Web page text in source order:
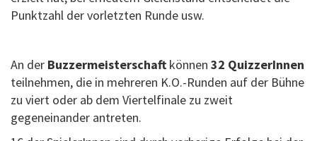
Punktzahl der vorletzten Runde usw.
An der Buzzermeisterschaft können 32 QuizzerInnen
teilnehmen, die in mehreren K.O.-Runden auf der Bühne
zu viert oder ab dem Viertelfinale zu zweit
gegeneinander antreten.